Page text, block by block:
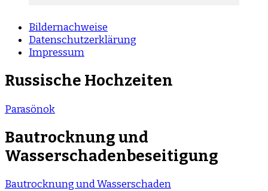
Bildernachweise
Datenschutzerklärung
Impressum
Russische Hochzeiten
Parasönok
Bautrocknung und
Wasserschadenbeseitigung
Bautrocknung und Wasserschaden